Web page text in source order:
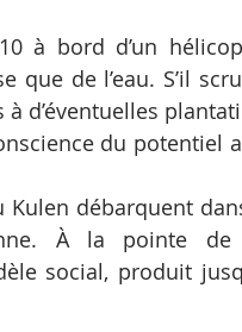
à bord d’un
que de l’eau. S’il
d’éventuelles
du potentiel
Kulen débarquent
À la pointe de
social, produit